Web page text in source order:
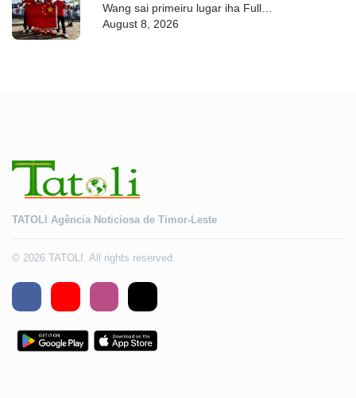
Wang sai primeiru lugar iha Full
Maratona 42Km
August 8, 2026
TATOLI Agência Noticiosa de Timor-Leste
© 2026 TATOLI. All rights reserved.